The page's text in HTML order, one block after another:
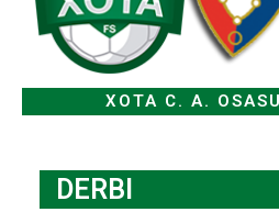
XOTA C. A.
DERBI